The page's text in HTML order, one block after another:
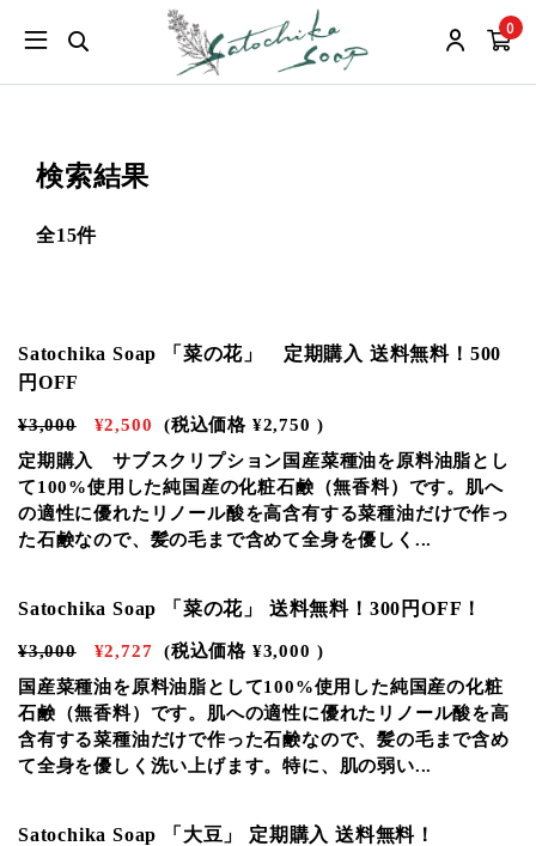
0
検索結果
全15件
Satochika Soap 「菜の花」 定期購入 送料無料！500
円OFF
¥3,000 ¥2,500 (税込価格 ¥2,750 )
定期購入 サブスクリプション国産菜種油を原料油脂とし
て100%使用した純国産の化粧石鹸（無香料）です。肌へ
の適性に優れたリノール酸を高含有する菜種油だけで作っ
た石鹸なので、髪の毛まで含めて全身を優しく...
Satochika Soap 「菜の花」 送料無料！300円OFF！
¥3,000 ¥2,727 (税込価格 ¥3,000 )
国産菜種油を原料油脂として100%使用した純国産の化粧
石鹸（無香料）です。肌への適性に優れたリノール酸を高
含有する菜種油だけで作った石鹸なので、髪の毛まで含め
て全身を優しく洗い上げます。特に、肌の弱い...
Satochika Soap 「大豆」 定期購入 送料無料！